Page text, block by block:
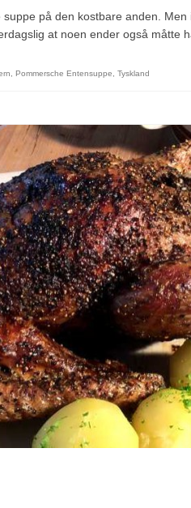
på den kostbare anden.
at noen ender også måtte
Pommersche Entensuppe Tyskland